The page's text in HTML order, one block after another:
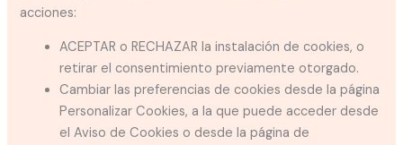
acciones:
ACEPTAR o RECHAZAR la instalación de cookies, o
retirar el consentimiento previamente otorgado.
Cambiar las preferencias de cookies desde la página
Personalizar Cookies, a la que puede acceder desde
el Aviso de Cookies o desde la página de